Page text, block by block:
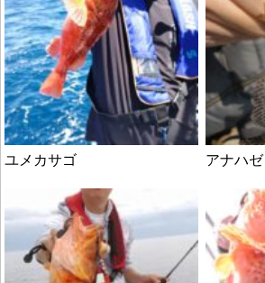
ユメカサゴ アナハゼ